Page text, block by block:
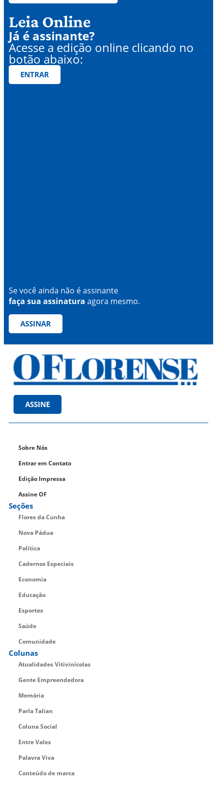
Leia Online
Já é assinante?
Acesse a edição online clicando no
botão abaixo:
ENTRAR
Se você ainda não é assinante
faça sua assinatura agora mesmo.
ASSINAR
ASSINE
Sobre Nós
Entrar em Contato
Edição Impressa
Assine OF
Seções
Flores da Cunha
Nova Pádua
Política
Cadernos Especiais
Economia
Educação
Esportes
Saúde
Comunidade
Colunas
Atualidades Vitivinícolas
Gente Empreendedora
Memória
Parla Talian
Coluna Social
Entre Vales
Palavra Viva
Conteúdo de marca